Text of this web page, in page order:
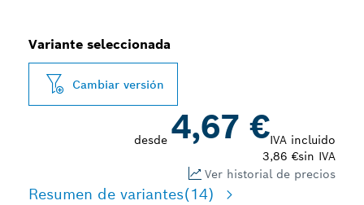
Variante seleccionada
Cambiar versión
desde 4,67 €IVA incluido
3,86 €sin IVA
Ver historial de precios
Resumen de variantes(14)